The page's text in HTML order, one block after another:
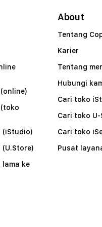
lama ke
About
Tentang
Karier
Tentang
Hubungi
Cari toko
Cari toko
Cari toko
Pusat